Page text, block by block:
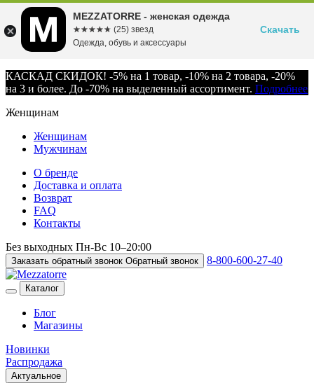
КАСКАД СКИДОК! -5% на 1 товар, -10% на 2 товара, -20%
на 3 и более. До -70% на выделенный ассортимент. Подробнее
Женщинам
Женщинам
Мужчинам
О бренде
Доставка и оплата
Возврат
FAQ
Контакты
Без выходных Пн-Вс 10–20:00
Заказать обратный звонок Обратный звонок 8-800-600-27-40
Каталог
Блог
Магазины
Новинки
Распродажа
Актуальное
MEZZATORRE - женская одежда
☆☆☆☆☆
★★★★★ (25) звезд
Одежда, обувь и аксессуары
Скачать